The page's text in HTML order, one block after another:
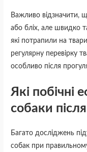
Важливо відзначити,
або бліх, але швидко
які потрапили на
регулярну перевірку
особливо після
Які побічні
собаки
Багато досліджень
собак при